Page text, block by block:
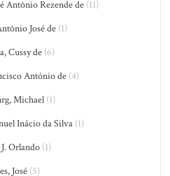
Antônio Rezende de (11)
José de (1)
Cussy de (6)
António de (4)
Michael (1)
Inácio da Silva(1)
Orlando(1)
José (5)